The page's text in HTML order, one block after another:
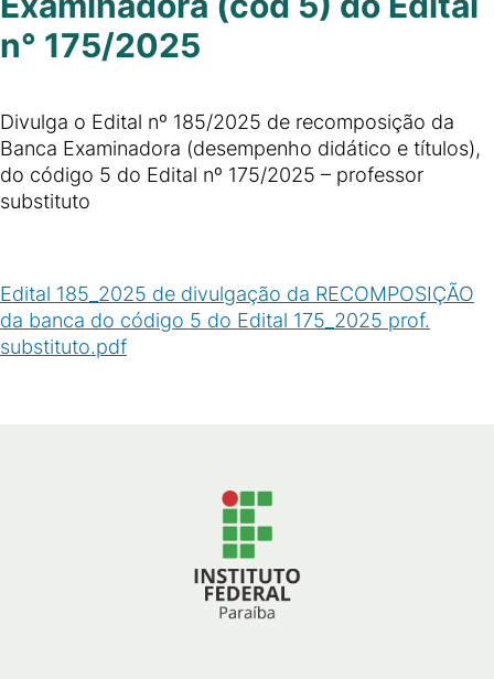
n° 175/2025
Divulga o Edital nº 185/2025 de recomposição da
Banca Examinadora (desempenho didático e títulos),
do código 5 do Edital nº 175/2025 – professor
substituto
Edital 185_2025 de divulgação da RECOMPOSIÇÃO
da banca do código 5 do Edital 175_2025 prof.
substituto.pdf